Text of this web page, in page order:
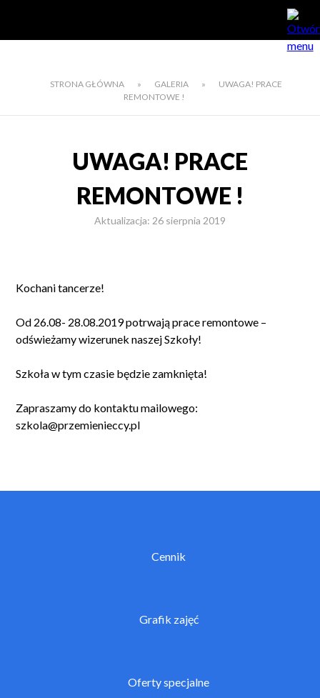
STRONA GŁÓWNA » GALERIA »
UWAGA! PRACE
REMONTOWE !
UWAGA! PRACE
REMONTOWE !
Aktualizacja: 26 sierpnia 2019
Kochani tancerze!
Od 26.08- 28.08.2019 potrwają prace remontowe –
odświeżamy wizerunek naszej Szkoły!
Szkoła w tym czasie będzie zamknięta!
Zapraszamy do kontaktu mailowego:
szkola@przemienieccy.pl
Cennik
Grafik zajęć
Oferty specjalne